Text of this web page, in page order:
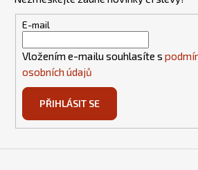
E-mail
Vložením e-mailu souhlasíte s
osobních údajů
PŘIHLÁSIT SE